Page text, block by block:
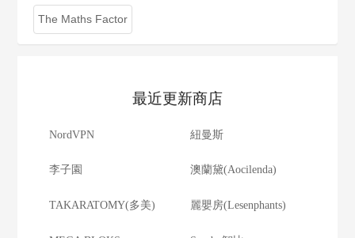
The Maths Factor
最近更新商店
NordVPN 紐曼斯
李子園 澳蘭黛(Aocilenda)
TAKARATOMY(多美) 麗嬰房(Lesenphants)